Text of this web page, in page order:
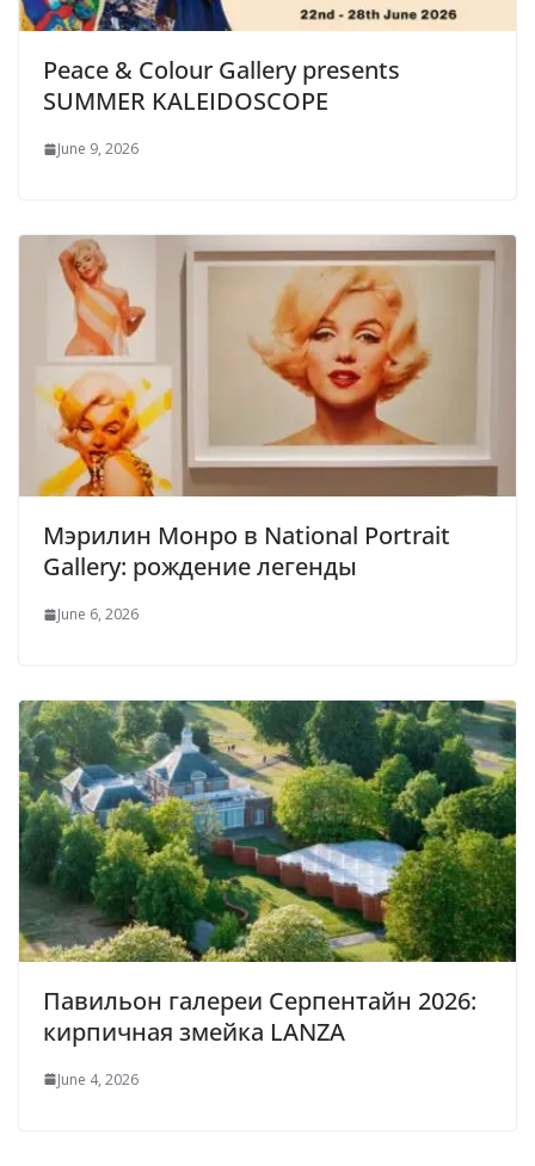
Peace & Colour Gallery presents
SUMMER KALEIDOSCOPE
June 9, 2026
Мэрилин Монро в National Portrait
Gallery: рождение легенды
June 6, 2026
Павильон галереи Серпентайн 2026:
кирпичная змейка LANZA
June 4, 2026